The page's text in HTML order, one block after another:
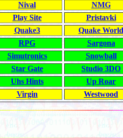
Nival
NMG
Play Site
Pristavki
Quake3
Quake World
RPG
Sargona
Simutronics
Snowball
Star Gate
Studio 3DO
Uhs Hints
Up Roar
Virgin
Westwood